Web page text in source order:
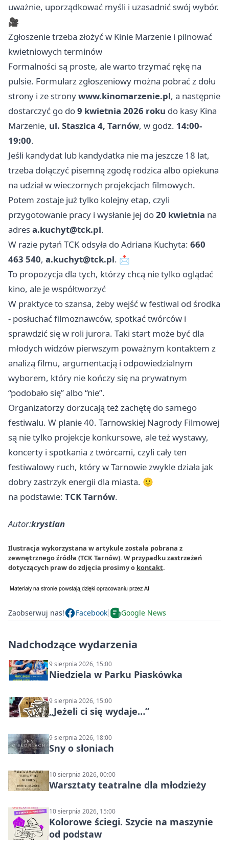
uważnie, uporządkować myśli i uzasadnić swój wybór.
🎥
Zgłoszenie trzeba złożyć w Kinie Marzenie i pilnować
kwietniowych terminów
Formalności są proste, ale warto trzymać rękę na
pulsie. Formularz zgłoszeniowy można pobrać z dołu
strony i ze stronywww.kinomarzenie.pl, a następnie
dostarczyć go do9 kwietnia 2026 roku do kasy Kina
Marzenie, ul. Staszica 4, Tarnów, w godz. 14:00-
19:00.
Jeśli kandydat lub kandydatka nie ma jeszcze 18 lat,
trzeba dołączyć pisemną zgodę rodzica albo opiekuna
na udział w wieczornych projekcjach filmowych.
Potem zostaje już tylko kolejny etap, czyli
przygotowanie pracy i wysłanie jej do20 kwietnia na
adresa.kuchyt@tck.pl.
W razie pytań TCK odsyła do Adriana Kuchyta: 660
463 540, a.kuchyt@tck.pl. 📩
To propozycja dla tych, którzy chcą nie tylko oglądać
kino, ale je współtworzyć
W praktyce to szansa, żeby wejść w festiwal od środka
- posłuchać filmoznawców, spotkać twórców i
sprawdzić się w roli jurora. Taki start może być dla
młodych widzów pierwszym poważnym kontaktem z
analizą filmu, argumentacją i odpowiedzialnym
wyborem, który nie kończy się na prywatnym
“podobało się” albo “nie”.
Organizatorzy dorzucają też zachętę do samego
festiwalu. W planie 40. Tarnowskiej Nagrody Filmowej
są nie tylko projekcje konkursowe, ale też wystawy,
koncerty i spotkania z twórcami, czyli cały ten
festiwalowy ruch, który w Tarnowie zwykle działa jak
dobry zastrzyk energii dla miasta. 🙂
na podstawie: TCK Tarnów.
Autor:krystian
Ilustracja wykorzystana w artykule została pobrana z
zewnętrznego źródła (TCK Tarnów). W przypadku zastrzeżeń
dotyczących praw do zdjęcia prosimy o kontakt.
Zaobserwuj nas! Facebook Google News
Nadchodzące wydarzenia
9 sierpnia 2026, 15:00
Niedziela w Parku Piaskówka
9 sierpnia 2026, 15:00
„Jeżeli ci się wydaje…”
9 sierpnia 2026, 18:00
Sny o słoniach
10 sierpnia 2026, 00:00
Warsztaty teatralne dla młodzieży
10 sierpnia 2026, 15:00
Kolorowe ściegi. Szycie na maszynie
od podstaw